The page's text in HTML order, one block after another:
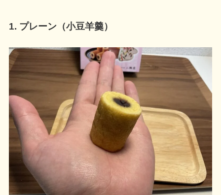
1. プレーン（小豆羊羹）